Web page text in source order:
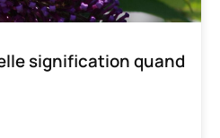
signification quand